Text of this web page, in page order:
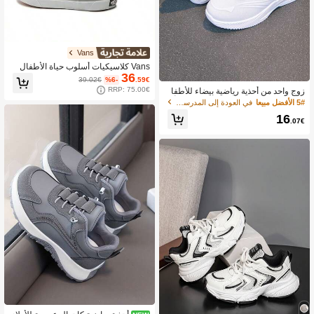
زوج واحد من أحذية رياضية بيضاء للأطفا
ل، أحذية رياضية شبكية قابلة للتنفس، أحذ
ية جري متعددة الاستخدامات بنعل ناعم وإ
غلاق بخطاف وحلقة للارتداء اليومي والمد
س صغير، نوصي بطلب مقاس أكبر)
5# الأفضل مبيعا
16.07€
Vans
Vans كلاسيكيات أسلوب حياة الأطفال
36.59€
%6-
39.02€
RRP: 75.00€